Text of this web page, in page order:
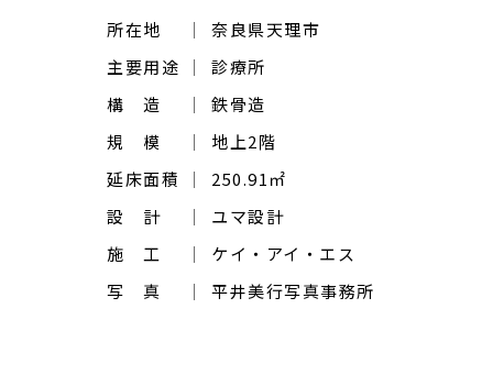
所在地
奈良県天理市
主要用途
診療所
構 造
鉄骨造
規 模
地上2階
延床面積
250.91㎡
設 計
ユマ設計
施 工
ケイ・アイ・エス
写 真
平井美行写真事務所